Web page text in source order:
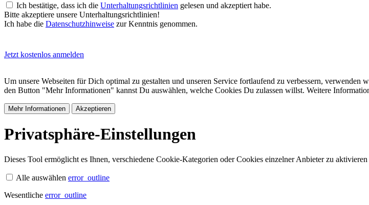
Ich bestätige, dass ich die Unterhaltungsrichtlinien gelesen und akzeptiert habe.
Bitte akzeptiere unsere Unterhaltungsrichtlinien!
Ich habe die Datenschutzhinweise zur Kenntnis genommen.
Jetzt kostenlos anmelden
Um unsere Webseiten für Dich optimal zu gestalten und unseren Service fortlaufend zu verbessern,
den Button "Mehr Informationen" kannst Du auswählen, welche Cookies Du zulassen willst. Weitere
Mehr Informationen Akzeptieren
Privatsphäre-Einstellungen
Dieses Tool ermöglicht es Ihnen, verschiedene Cookie-Kategorien oder Cookies einzelner Anbieter zu
Alle auswählen error_outline
Wesentliche error_outline